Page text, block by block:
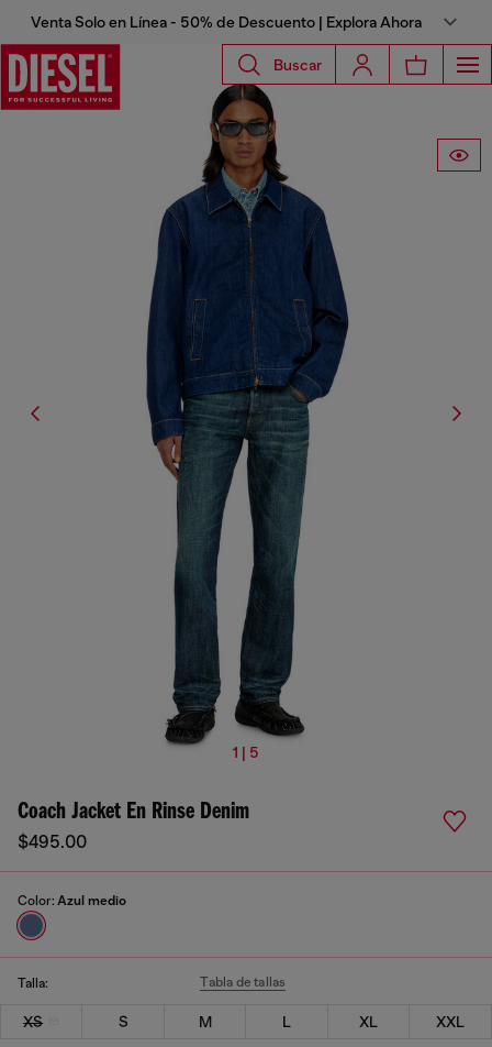
Venta Solo en Línea - 50% de Descuento | Explora Ahora
Buscar
1 | 5
Coach Jacket En Rinse Denim
$495.00
Color: Azul medio
Talla: Tabla de tallas
XS S M L XL XXL